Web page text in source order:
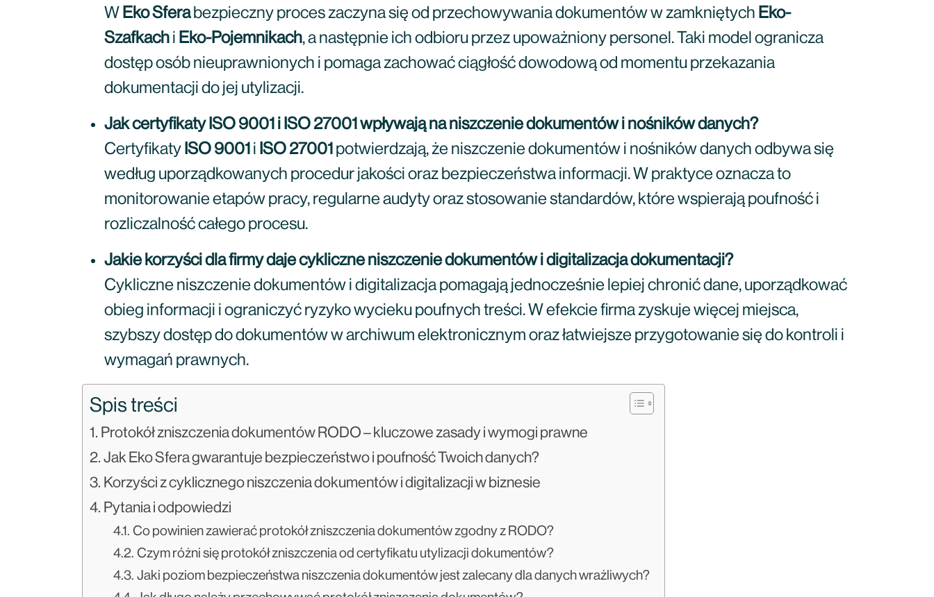
W Eko Sferabezpieczny proces zaczyna się od przechowywania dokumentów w zamkniętych Eko-
Szafkach i Eko-Pojemnikach, a następnie ich odbioru przez upoważniony personel. Taki model ogranicza
dostęp osób nieuprawnionych i pomaga zachować ciągłość dowodową od momentu przekazania
dokumentacji do jej utylizacji.
Jak certyfikaty ISO 9001 i ISO 27001 wpływają na niszczenie dokumentów i nośników danych?
Certyfikaty ISO 9001 i ISO 27001 potwierdzają, że niszczenie dokumentów i nośników danych odbywa się
według uporządkowanych procedur jakości oraz bezpieczeństwa informacji. W praktyce oznacza to
monitorowanie etapów pracy, regularne audyty oraz stosowanie standardów, które wspierają poufność i
rozliczalność całego procesu.
Jakie korzyści dla firmy daje cykliczne niszczenie dokumentów i digitalizacja dokumentacji?
Cykliczne niszczenie dokumentów i digitalizacja pomagają jednocześnie lepiej chronić dane, uporządkować
obieg informacji i ograniczyć ryzyko wycieku poufnych treści. W efekcie firma zyskuje więcej miejsca,
szybszy dostęp do dokumentów w archiwum elektronicznym oraz łatwiejsze przygotowanie się do kontroli i
wymagań prawnych.
Spis treści
Protokół zniszczenia dokumentów RODO – kluczowe zasady i wymogi prawne
Jak Eko Sfera gwarantuje bezpieczeństwo i poufność Twoich danych?
Korzyści z cyklicznego niszczenia dokumentów i digitalizacji w biznesie
Pytania i odpowiedzi
Co powinien zawierać protokół zniszczenia dokumentów zgodny z RODO?
Czym różni się protokół zniszczenia od certyfikatu utylizacji dokumentów?
Jaki poziom bezpieczeństwa niszczenia dokumentów jest zalecany dla danych wrażliwych?